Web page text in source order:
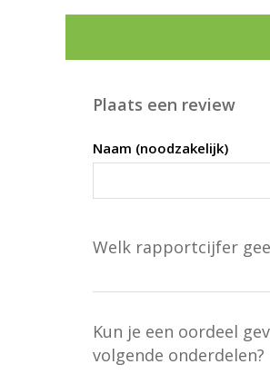
Plaats een review
Naam (noodzakelijk)
Welk rapportcijfer
Kun je een oordeel
volgende onderdelen?